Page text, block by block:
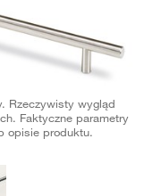
Rzeczywisty wygląd
Faktyczne parametry
opisie produktu.